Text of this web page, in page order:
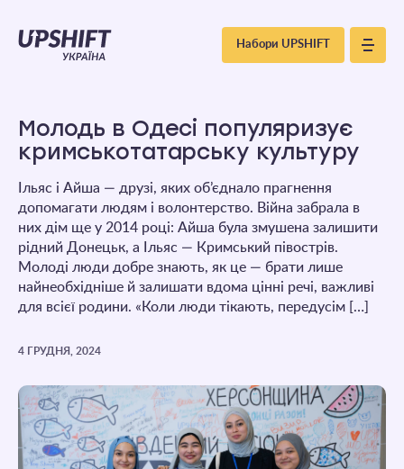
Upshift
Україна
Набори UPSHIFT
Молодь в Одесі популяризує
кримськотатарську культуру
Ільяс і Айша — друзі, яких об’єднало прагнення
допомагати людям і волонтерство. Війна забрала в
них дім ще у 2014 році: Айша була змушена залишити
рідний Донецьк, а Ільяс — Кримський півострів.
Молоді люди добре знають, як це — брати лише
найнеобхідніше й залишати вдома цінні речі, важливі
для всієї родини. «Коли люди тікають, передусім […]
4 ГРУДНЯ, 2024